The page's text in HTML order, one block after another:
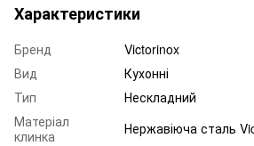
Характеристики
Бренд
Victorinox
Вид
Кухонні
Тип
Нескладний
Матеріал
клинка
Нержавіюча сталь